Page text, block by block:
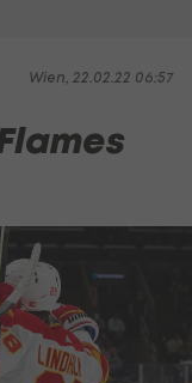
Wien, 22.02.22 06:57